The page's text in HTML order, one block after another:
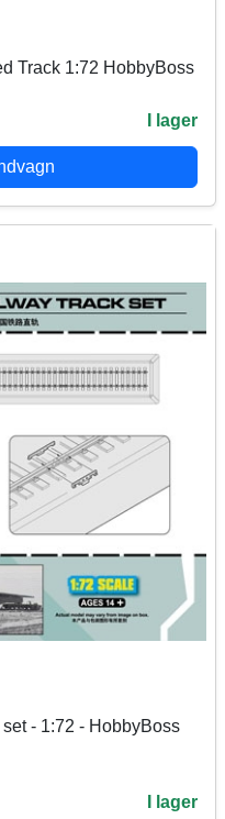
Track 1:72 HobbyBoss
I lager
- 1:72 - HobbyBoss
I lager